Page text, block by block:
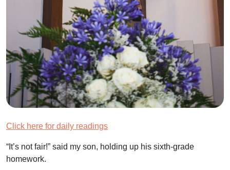
Click here for daily readings
“It’s not fair!” said my son, holding up his sixth-grade
homework.